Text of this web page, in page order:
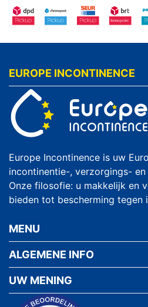
EUROPE INCONTINENCE
Europe Incontinence is uw
incontinentie-, verzorgings-
Onze filosofie: u makkelijk en
bieden tot bescherming tegen
MENU
ALGEMENE INFO
UW MENING